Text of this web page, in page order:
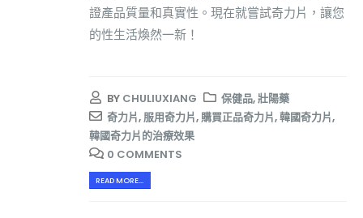
證產品質量和真實性。現在就嘗試奇力片，讓您
的性生活煥然一新！
BY CHULIUXIANG 保健品,壯陽藥
奇力片,服用奇力片,購買正品奇力片,韓國奇力片,
韓國奇力片的治療效果
0 COMMENTS
READ MORE...